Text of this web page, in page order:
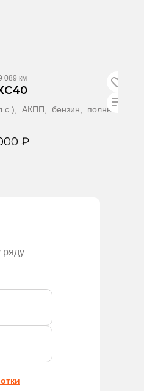
089 км
АКПП, бензин, полный
₽
ряду